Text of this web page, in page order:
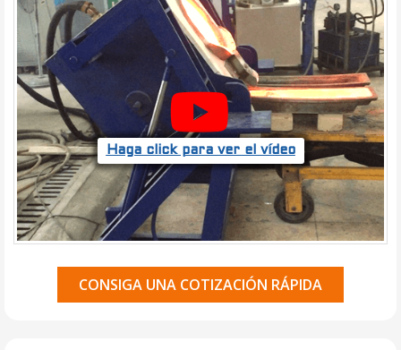
Haga click para ver el vídeo
CONSIGA UNA COTIZACIÓN RÁPIDA